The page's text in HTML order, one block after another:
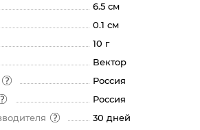
6.5 см
0.1 см
10 г
Вектор
Россия
Россия
30 дней